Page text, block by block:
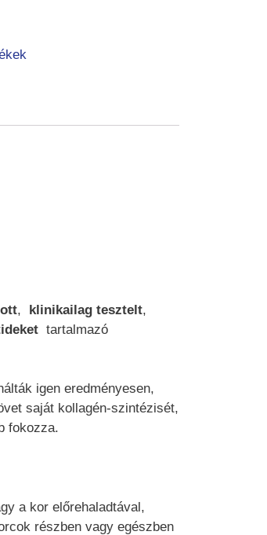
, klinikailag tesztelt,
tartalmazó
igen eredményesen,
saját kollagén-szintézisét,
fokozza.
a kor előrehaladtával,
részben vagy egészben